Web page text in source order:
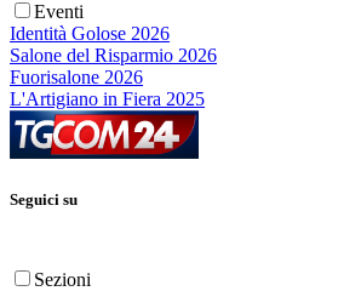
Eventi
Identità Golose 2026
Salone del Risparmio 2026
Fuorisalone 2026
L'Artigiano in Fiera 2025
Seguici su
Sezioni